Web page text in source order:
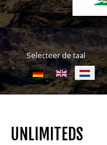
Beachpull
Entree en locatie
Activiteiten
E-Tickets
Selecteer de taal
UNLIMITEDS